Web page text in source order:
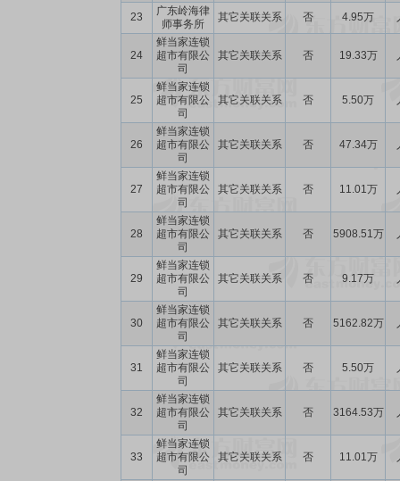
23
广东岭海律
师事务所
其它关联关系 否 4.95万
24
鲜当家连锁
超市有限公
司
其它关联关系 否 19.33万
25
鲜当家连锁
超市有限公
司
其它关联关系 否 5.50万
26
鲜当家连锁
超市有限公
司
其它关联关系 否 47.34万
27
鲜当家连锁
超市有限公
司
其它关联关系 否 11.01万
28
鲜当家连锁
超市有限公
司
其它关联关系 否 5908.51万
29
鲜当家连锁
超市有限公
司
其它关联关系 否 9.17万
30
鲜当家连锁
超市有限公
司
其它关联关系 否 5162.82万
31
鲜当家连锁
超市有限公
司
其它关联关系 否 5.50万
32
鲜当家连锁
超市有限公
司
其它关联关系 否 3164.53万
33
鲜当家连锁
超市有限公
司
其它关联关系 否 11.01万